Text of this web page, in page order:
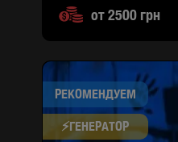
от 2500 грн
РЕКОМЕНДУЕМ
⚡​ГЕНЕРАТОР